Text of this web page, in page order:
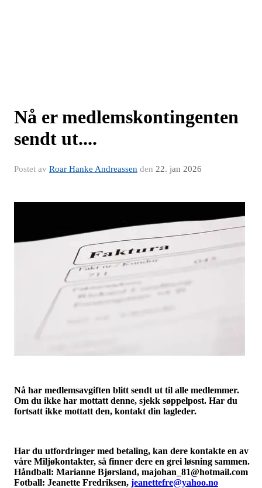
Nå er medlemskontingenten
sendt ut....
Postet av Roar Hanke Andreassen den 22. jan 2026
Nå har medlemsavgiften blitt sendt ut til alle medlemmer.
Om du ikke har mottatt denne, sjekk søppelpost. Har du
fortsatt ikke mottatt den, kontakt din lagleder.
Har du utfordringer med betaling, kan dere kontakte en av
våre Miljøkontakter, så finner dere en grei løsning sammen.
Håndball: Marianne Bjørsland, majohan_81@hotmail.com
Fotball: Jeanette Fredriksen, jeanettefre@yahoo.no